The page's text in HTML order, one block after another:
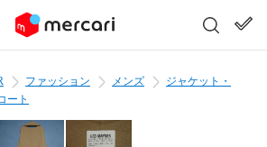
ファッション メンズ
ジャケット・
ート